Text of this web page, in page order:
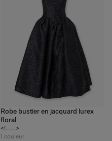
Robe bustier en jacquard lurex
floral
<!---->
1 couleur